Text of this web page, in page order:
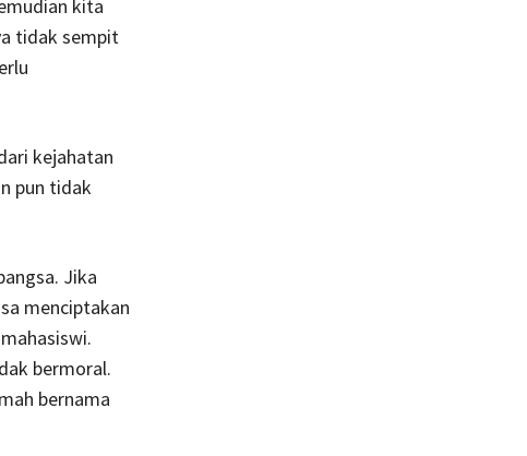
kita
tidak sempit
kejahatan
pun tidak
Jika
menciptakan
bermoral.
bernama